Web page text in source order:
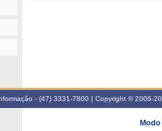
- (47) 3331-7800 | Copyright © 2006-
Modo